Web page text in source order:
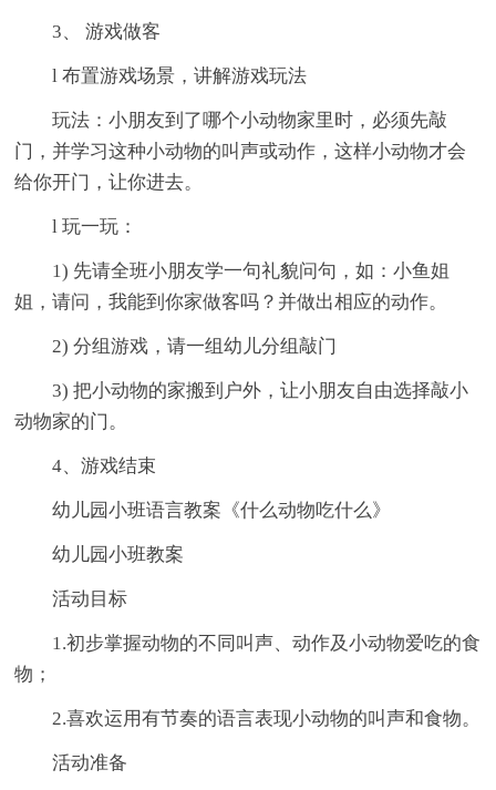
3、 游戏做客
l 布置游戏场景，讲解游戏玩法
玩法：小朋友到了哪个小动物家里时，必须先敲
门，并学习这种小动物的叫声或动作，这样小动物才会
给你开门，让你进去。
l 玩一玩：
1) 先请全班小朋友学一句礼貌问句，如：小鱼姐
姐，请问，我能到你家做客吗？并做出相应的动作。
2) 分组游戏，请一组幼儿分组敲门
3) 把小动物的家搬到户外，让小朋友自由选择敲小
动物家的门。
4、游戏结束
幼儿园小班语言教案《什么动物吃什么》
幼儿园小班教案
活动目标
1.初步掌握动物的不同叫声、动作及小动物爱吃的食
物；
2.喜欢运用有节奏的语言表现小动物的叫声和食物。
活动准备